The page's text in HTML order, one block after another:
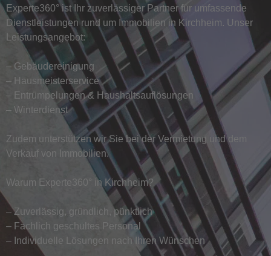
Experte360° ist Ihr zuverlässiger Partner für umfassende
Dienstleistungen rund um Immobilien in Kirchheim. Unser
Leistungsangebot:
– Gebäudereinigung
– Hausmeisterservice
– Entrümpelungen & Haushaltsauflösungen
– Winterdienst
Zudem unterstützen wir Sie bei der Vermietung und dem
Verkauf von Immobilien.
Warum Experte360° in Kirchheim?
– Zuverlässig, gründlich, pünktlich
– Fachlich geschultes Personal
– Individuelle Lösungen nach Ihren Wünschen